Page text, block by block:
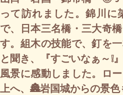
って訪れました。錦川に
で、日本三名橋・三大奇
す。組木の技能で、釘を
と聞き、『すごいなぁ～
風景に感動しました。ロ
上へ、🏯岩国城からの景